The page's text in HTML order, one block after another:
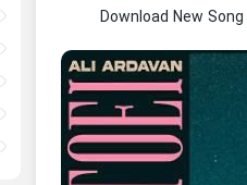
Download New Song